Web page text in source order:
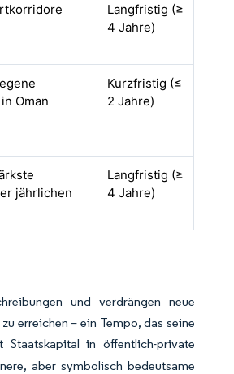
Langfristig (≥
4 Jahre)
Oman
Kurzfristig (≤
2 Jahre)
jährlichen
Langfristig (≥
4 Jahre)
und verdrängen neue
erreichen – ein Tempo, das seine
in öffentlich-private
aber symbolisch bedeutsame